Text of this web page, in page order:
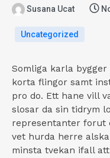
Susana Ucat
Uncategorized
Somliga karla
korta flingor samt
pro do. Ett hane vill
slosar da sin tidrym
representanter forut
vet hurda herre
minsta tvekan ifall